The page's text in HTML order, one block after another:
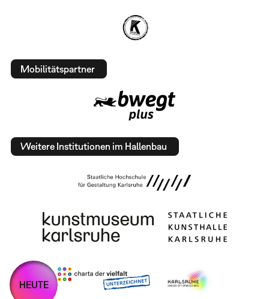
Mobilitätspartner
Weitere Institutionen im Hallenbau
HEUTE